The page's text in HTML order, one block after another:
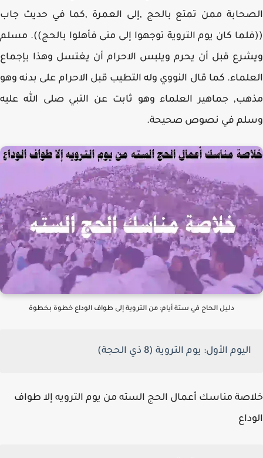
ممن تمتع بالحج ,إلى العمرة ,كما في حديث جاب
كان يوم التروية توجهوا إلى منى فأهلوا بالحج)). مسلم
قبل أن يحرم ويلبس الاحرام أن يغتسل وهذا بإجماع
كما قال النووي وله التطيب قبل الاحرام على بدنه وهو
جماهير العلماء وهو ثابت عن النبي صلى الله عليه
في نصوص صحيحة.
دليل الحاج في ستة أيام: من التروية إلى طواف الوداع خطوة بخطوة
اليوم الأول: يوم التروية (8 ذي الحجة)
مناسك أعمال الحج السته من يوم الترويه إلا طواف